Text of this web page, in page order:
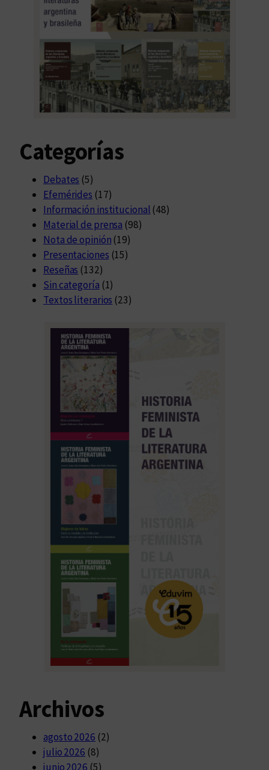
Categorías
Debates (5)
Efemérides (17)
Información institucional (48)
Material de prensa (98)
Nota de opinión (19)
Presentaciones (15)
Reseñas (132)
Sin categoría (1)
Textos literarios (23)
Archivos
agosto 2026 (2)
julio 2026 (8)
junio 2026 (5)